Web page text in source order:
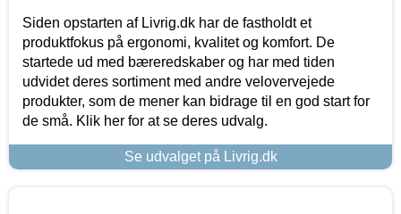
Siden opstarten af Livrig.dk har de fastholdt et
produktfokus på ergonomi, kvalitet og komfort. De
startede ud med bæreredskaber og har med tiden
udvidet deres sortiment med andre velovervejede
produkter, som de mener kan bidrage til en god start for
de små. Klik her for at se deres udvalg.
Se udvalget på Livrig.dk